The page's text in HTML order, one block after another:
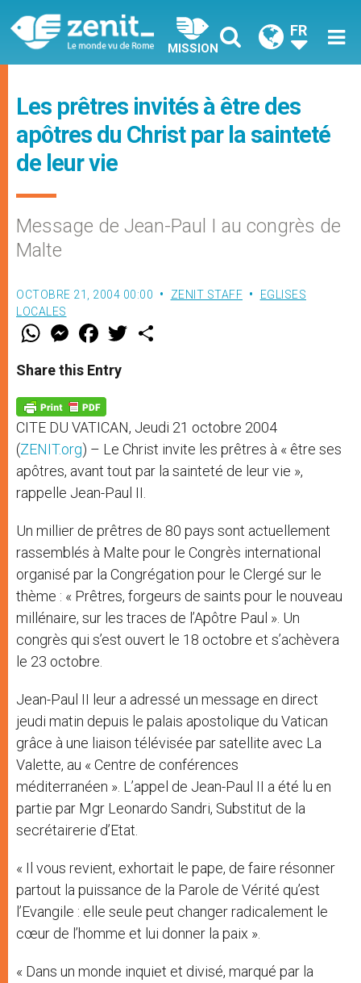
MISSION
FR
Les prêtres invités à être des
apôtres du Christ par la sainteté
de leur vie
Message de Jean-Paul I au congrès de
Malte
OCTOBRE 21, 2004 00:00 ZENIT STAFF
EGLISES
LOCALES
W
t
s
p
p
M
e
s
e
g
e
r
F
a
e
b
o
k
w
Share this Entry
CITE DU VATICAN, Jeudi 21 octobre 2004
(ZENIT.org) – Le Christ invite les prêtres à « être ses
apôtres, avant tout par la sainteté de leur vie »,
rappelle Jean-Paul II.
Un millier de prêtres de 80 pays sont actuellement
rassemblés à Malte pour le Congrès international
organisé par la Congrégation pour le Clergé sur le
thème : « Prêtres, forgeurs de saints pour le nouveau
millénaire, sur les traces de l’Apôtre Paul ». Un
congrès qui s’est ouvert le 18 octobre et s’achèvera
le 23 octobre.
Jean-Paul II leur a adressé un message en direct
jeudi matin depuis le palais apostolique du Vatican
grâce à une liaison télévisée par satellite avec La
Valette, au « Centre de conférences
méditerranéen ». L’appel de Jean-Paul II a été lu en
partie par Mgr Leonardo Sandri, Substitut de la
secrétairerie d’Etat.
« Il vous revient, exhortait le pape, de faire résonner
partout la puissance de la Parole de Vérité qu’est
l’Evangile : elle seule peut changer radicalement le
cœur de l’homme et lui donner la paix ».
« Dans un monde inquiet et divisé, marqué par la